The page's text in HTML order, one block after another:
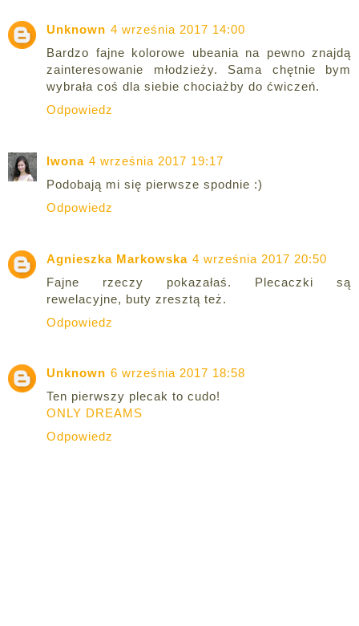
Unknown 4 września 2017 14:00
Bardzo fajne kolorowe ubeania na pewno znajdą
zainteresowanie młodzieży. Sama chętnie bym
wybrała coś dla siebie chociażby do ćwiczeń.
Odpowiedz
Iwona 4 września 2017 19:17
Podobają mi się pierwsze spodnie :)
Odpowiedz
Agnieszka Markowska 4 września 2017 20:50
Fajne rzeczy pokazałaś. Plecaczki są
rewelacyjne, buty zresztą też.
Odpowiedz
Unknown 6 września 2017 18:58
Ten pierwszy plecak to cudo!
ONLY DREAMS
Odpowiedz